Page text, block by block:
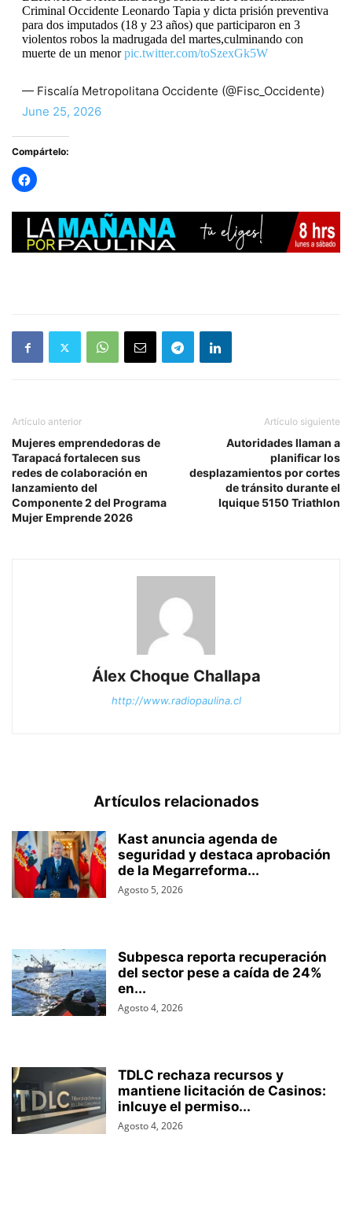
Criminal Occidente Leonardo Tapia y dicta prisión preventiva
para dos imputados (18 y 23 años) que participaron en 3
violentos robos la madrugada del martes,culminando con
muerte de un menorpic.twitter.com/toSzexGk5W
— Fiscalía Metropolitana Occidente (@Fisc_Occidente)
June 25, 2026
Compártelo:
Artículo anterior
Mujeres emprendedoras de
Tarapacá fortalecen sus
redes de colaboración en
lanzamiento del
Componente 2 del Programa
Mujer Emprende 2026
Artículo siguiente
Autoridades llaman a
planificar los
desplazamientos por cortes
de tránsito durante el
Iquique 5150 Triathlon
Álex Choque Challapa
http://www.radiopaulina.cl
Artículos relacionados
Kast anuncia agenda de
seguridad y destaca aprobación
de la Megarreforma...
Agosto 5, 2026
Subpesca reporta recuperación
del sector pese a caída de 24%
en...
Agosto 4, 2026
TDLC rechaza recursos y
mantiene licitación de Casinos:
inlcuye el permiso...
Agosto 4, 2026